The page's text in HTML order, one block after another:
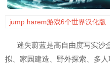
jump harem游戏6个世界汉化版
迷失蔚蓝是高自由度写实沙
拟、家园建造、野外探索、多